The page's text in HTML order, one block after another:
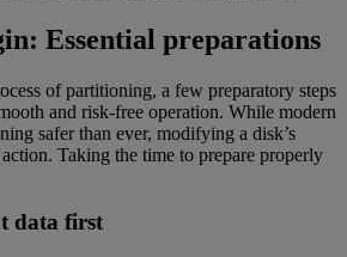
Essential preparations
of partitioning, a few preparatory steps
and risk-free operation. While modern
safer than ever, modifying a disk’s
Taking the time to prepare properly
data first